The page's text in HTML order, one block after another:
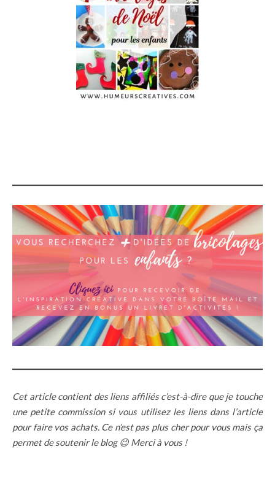
Cet article contient des liens affiliés c’est-à-dire que je touche
une petite commission si vous utilisez les liens dans l’article
pour faire vos achats. Ce n’est pas plus cher pour vous mais ça
permet de soutenir le blog 😉 Merci à vous !